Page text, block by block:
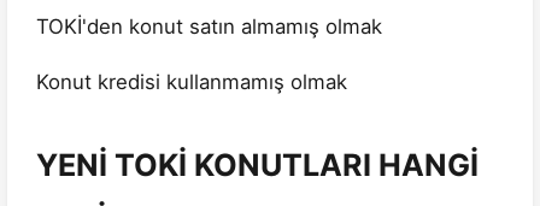
TOKİ'den konut satın almamış olmak
Konut kredisi kullanmamış olmak
YENİ TOKİ KONUTLARI HANGİ